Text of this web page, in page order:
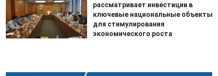
рассматривает инвестиции в
ключевые национальные объекты
для стимулирования
экономического роста